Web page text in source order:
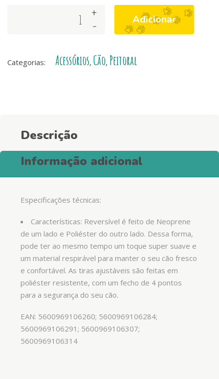
-
+ Adicionar
Categorias: Acessórios, Cão, Peitoral
Descrição
Informação adicional
Especificações técnicas:
Características: Reversível é feito de Neoprene
de um lado e Poliéster do outro lado. Dessa forma,
pode ter ao mesmo tempo um toque super suave e
um material respirável para manter o seu cão fresco
e confortável. As tiras ajustáveis são feitas em
poliéster resistente, com um fecho de 4 pontos
para a segurança do seu cão.
EAN: 5600969106260; 5600969106284;
5600969106291; 5600969106307;
5600969106314